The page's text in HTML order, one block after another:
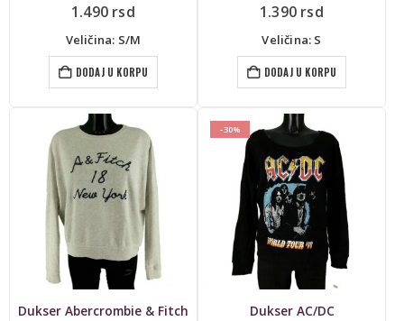
1.490 rsd
Veličina: S/M
DODAJ U KORPU
1.390 rsd
Veličina: S
DODAJ U KORPU
Dukser Abercrombie & Fitch
-30%
Dukser AC/DC